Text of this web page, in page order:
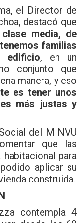
el Director de
destacó que
media, de
familias
edificio, en un
conjunto que
manera, y eso
es tener unos
más justas y
del MINVU
que las
para
aplicar su
construida.
contempla 4